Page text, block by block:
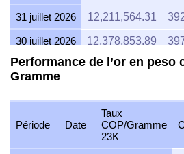
31 juillet 2026 12,211,564.31
30 juillet 2026 12,378,853.89
29 juillet 2026 12,512,143.12
12,655,876.53
12,506,006.97
Performance de l’or en peso
Gramme
Période Date
Taux
COP/Gramme
23K